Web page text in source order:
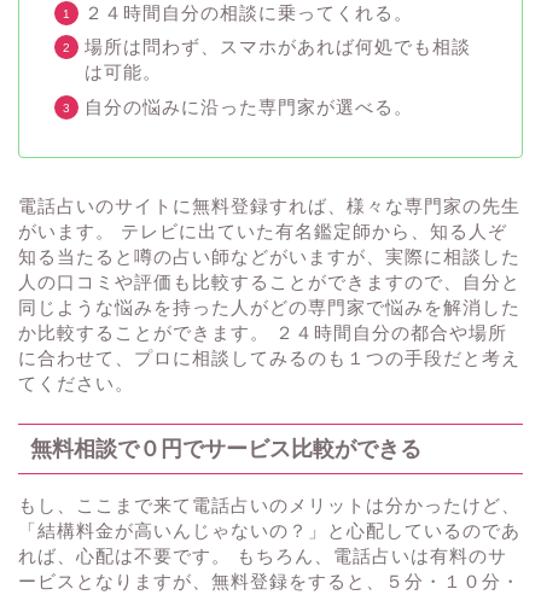
２４時間自分の相談に乗ってくれる。
場所は問わず、スマホがあれば何処でも相談
は可能。
自分の悩みに沿った専門家が選べる。
電話占いのサイトに無料登録すれば、様々な専門家の先生
がいます。 テレビに出ていた有名鑑定師から、知る人ぞ
知る当たると噂の占い師などがいますが、実際に相談した
人の口コミや評価も比較することができますので、自分と
同じような悩みを持った人がどの専門家で悩みを解消した
か比較することができます。 ２４時間自分の都合や場所
に合わせて、プロに相談してみるのも１つの手段だと考え
てください。
無料相談で０円でサービス比較ができる
もし、ここまで来て電話占いのメリットは分かったけど、
「結構料金が高いんじゃないの？」と心配しているのであ
れば、心配は不要です。 もちろん、電話占いは有料のサ
ービスとなりますが、無料登録をすると、５分・１０分・